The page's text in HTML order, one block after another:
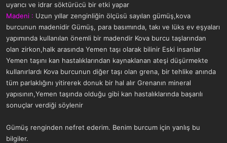
uyarıcı ve idrar söktürücü bir etki yapar
Madeni : Uzun yıllar zenginliğin ölçüsü sayılan gümüş,kova
burcunun madenidir Gümüş, para basımında, takı ve lüks ev eşyaları
yapımında kullanılan önemli bir madendir Kova burcu taşlarından
olan zirkon,halk arasında Yemen taşı olarak bilinir Eski insanlar
Yemen taşını kan hastalıklarından kaynaklanan ateşi düşürmekte
kullanırlardı Kova burcunun diğer taşı olan grena, bir tehlike anında
tüm parlaklığını yitirerek donuk bir hal alır Grenanın mineral
yapısının,Yemen taşında olduğu gibi kan hastalıklarında başarılı
sonuçlar verdiği söylenir
Gümüş renginden nefret ederim. Benim burcum için yanlış bu
bilgiler.